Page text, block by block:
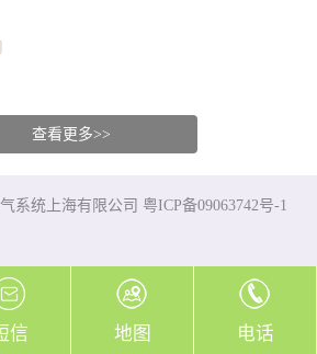
查看更多>>
系统上海有限公司 粤ICP备09063742号-1
信 地图 电话